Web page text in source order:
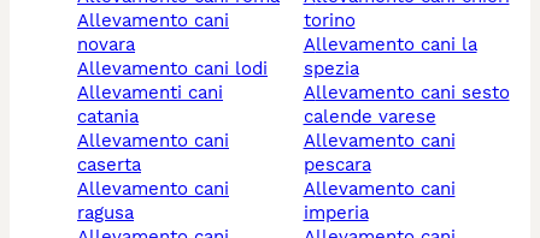
allevamento cani
novara
allevamento cani lodi
allevamenti cani
catania
allevamento cani
caserta
allevamento cani
ragusa
torino
allevamento cani la
spezia
allevamento cani sesto
calende varese
allevamento cani
pescara
allevamento cani
imperia